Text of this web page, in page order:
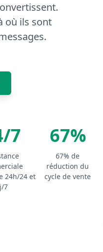
où ils sont
7
24h/24 et
7
67%
67% de
réduction du
cycle de vente